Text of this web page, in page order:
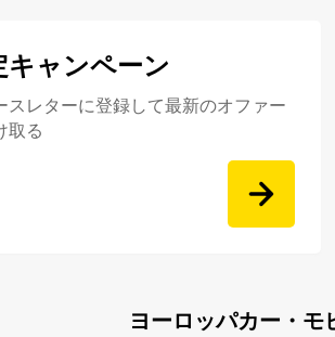
キャンペーン
スレターに登録して最新のオファー
取る
ヨーロッパカー・モ